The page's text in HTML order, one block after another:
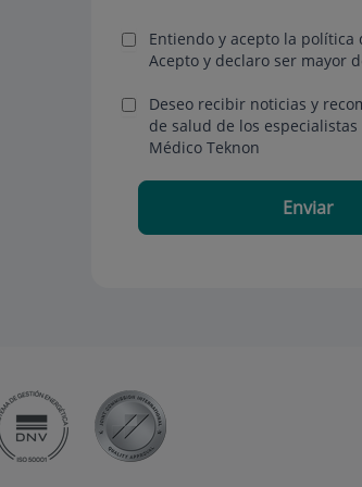
Entiendo y acepto la política
Acepto y declaro ser mayor
Deseo recibir noticias y
de salud de los
Médico Teknon
Enviar